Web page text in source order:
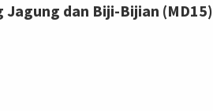
dan Biji-Bijian (MD15)